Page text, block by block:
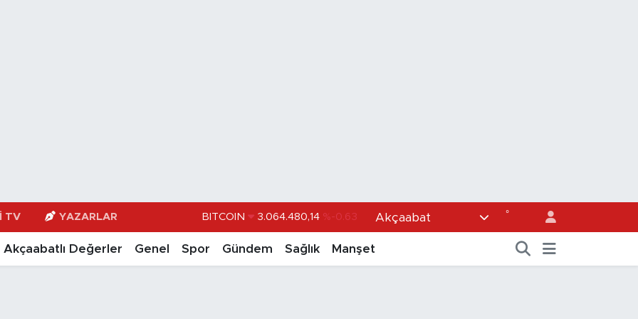
TV YAZARLAR
BITCOIN 3.064.480,14 %-0.63
EURO 55,0317 %-0.02
Akçaabat °
Akçaabatlı Değerler Genel Spor Gündem Sağlık Manşet